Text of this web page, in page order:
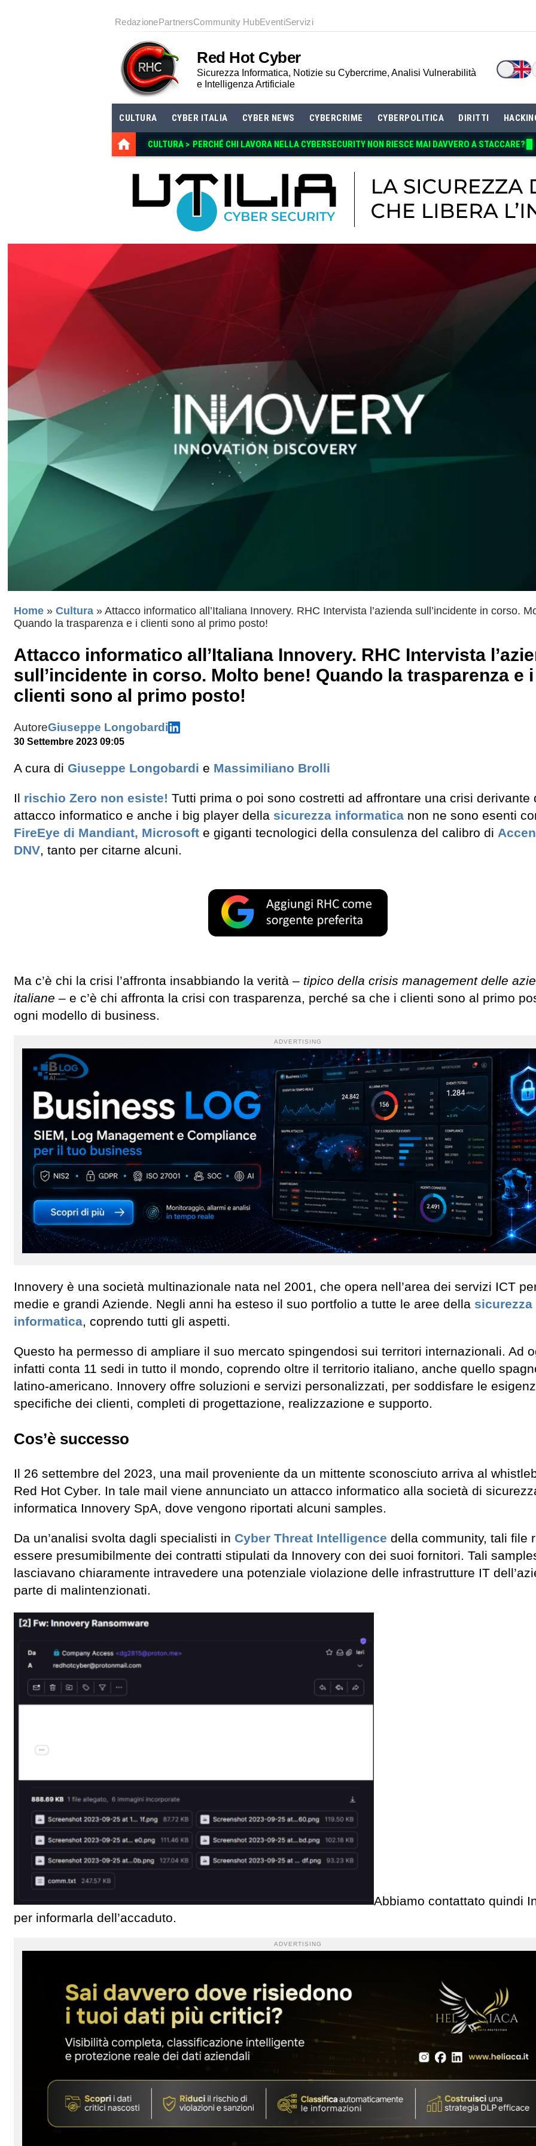
RedazionePartnersCommunity HubEventiServizi
Red Hot Cyber
Sicurezza Informatica, Notizie su Cybercrime, Analisi Vulnerabilità
e Intelligenza Artificiale
CULTURA CYBER ITALIA CYBER NEWS CYBERCRIME CYBERPOLITICA DIRITTI
CULTURA > PERCHÉ CHI LAVORA NELLA CYBERSECURITY NON RIESCE MAI
Home » Cultura » Attacco informatico all’Italiana Innovery. RHC Intervista l’azienda sull’incidente in corso.
Quando la trasparenza e i clienti sono al primo posto!
Attacco informatico all’Italiana Innovery. RHC Intervista
sull’incidente in corso. Molto bene! Quando la trasparenza e i
clienti sono al primo posto!
AutoreGiuseppe Longobardi
30 Settembre 2023 09:05
A cura di Giuseppe Longobardi e Massimiliano Brolli
Il rischio Zero non esiste! Tutti prima o poi sono costretti ad affrontare una crisi derivante
attacco informatico e anche i big player della sicurezza informatica non ne sono esenti
FireEye di Mandiant, Microsoft e giganti tecnologici della consulenza del calibro di
DNV, tanto per citarne alcuni.
Ma c’è chi la crisi l’affronta insabbiando la verità – tipico della crisis management delle
italiane – e c’è chi affronta la crisi con trasparenza, perché sa che i clienti sono al primo
ogni modello di business.
ADVERTISING
Innovery è una società multinazionale nata nel 2001, che opera nell’area dei servizi ICT
medie e grandi Aziende. Negli anni ha esteso il suo portfolio a tutte le aree della sicurezza
informatica, coprendo tutti gli aspetti.
Questo ha permesso di ampliare il suo mercato spingendosi sui territori internazionali. Ad
infatti conta 11 sedi in tutto il mondo, coprendo oltre il territorio italiano, anche quello
latino-americano. Innovery offre soluzioni e servizi personalizzati, per soddisfare le
specifiche dei clienti, completi di progettazione, realizzazione e supporto.
Cos’è successo
Il 26 settembre del 2023, una mail proveniente da un mittente sconosciuto arriva al
Red Hot Cyber. In tale mail viene annunciato un attacco informatico alla società di
informatica Innovery SpA, dove vengono riportati alcuni samples.
Da un’analisi svolta dagli specialisti in Cyber Threat Intelligence della community, tali file
essere presumibilmente dei contratti stipulati da Innovery con dei suoi fornitori. Tali
lasciavano chiaramente intravedere una potenziale violazione delle infrastrutture IT
parte di malintenzionati.
Abbiamo contattato quindi
per informarla dell’accaduto.
ADVERTISING